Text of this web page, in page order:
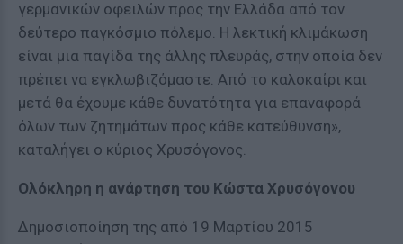
γερμανικών οφειλών προς την Ελλάδα από τον
δεύτερο παγκόσμιο πόλεμο. Η λεκτική κλιμάκωση
είναι μια παγίδα της άλλης πλευράς, στην οποία δεν
πρέπει να εγκλωβιζόμαστε. Από το καλοκαίρι και
μετά θα έχουμε κάθε δυνατότητα για επαναφορά
όλων των ζητημάτων προς κάθε κατεύθυνση»,
καταλήγει ο κύριος Χρυσόγονος.
Ολόκληρη η ανάρτηση του Κώστα Χρυσόγονου
Δημοσιοποίηση της από 19 Μαρτίου 2015